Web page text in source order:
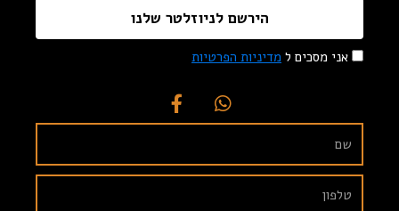
אני מסכים ל מדיניות הפרטיות
הירשם לניוזלטר שלנו